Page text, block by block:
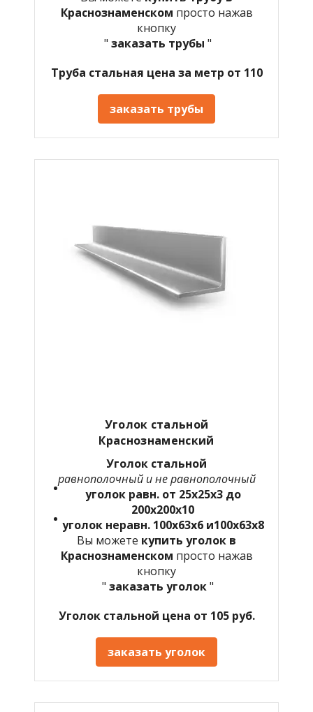
Краснознаменском просто нажав
кнопку
" заказать трубы "
Труба стальная цена за метр от 110
заказать трубы
Уголок стальной
Краснознаменский
Уголок стальной
равнополочный и не равнополочный
уголок равн. от 25х25х3 до
200х200х10
уголок неравн. 100х63х6 и100х63х8
Вы можете купить уголок в
Краснознаменском просто нажав
кнопку
" заказать уголок"
Уголок стальной цена от 105 руб.
заказать уголок